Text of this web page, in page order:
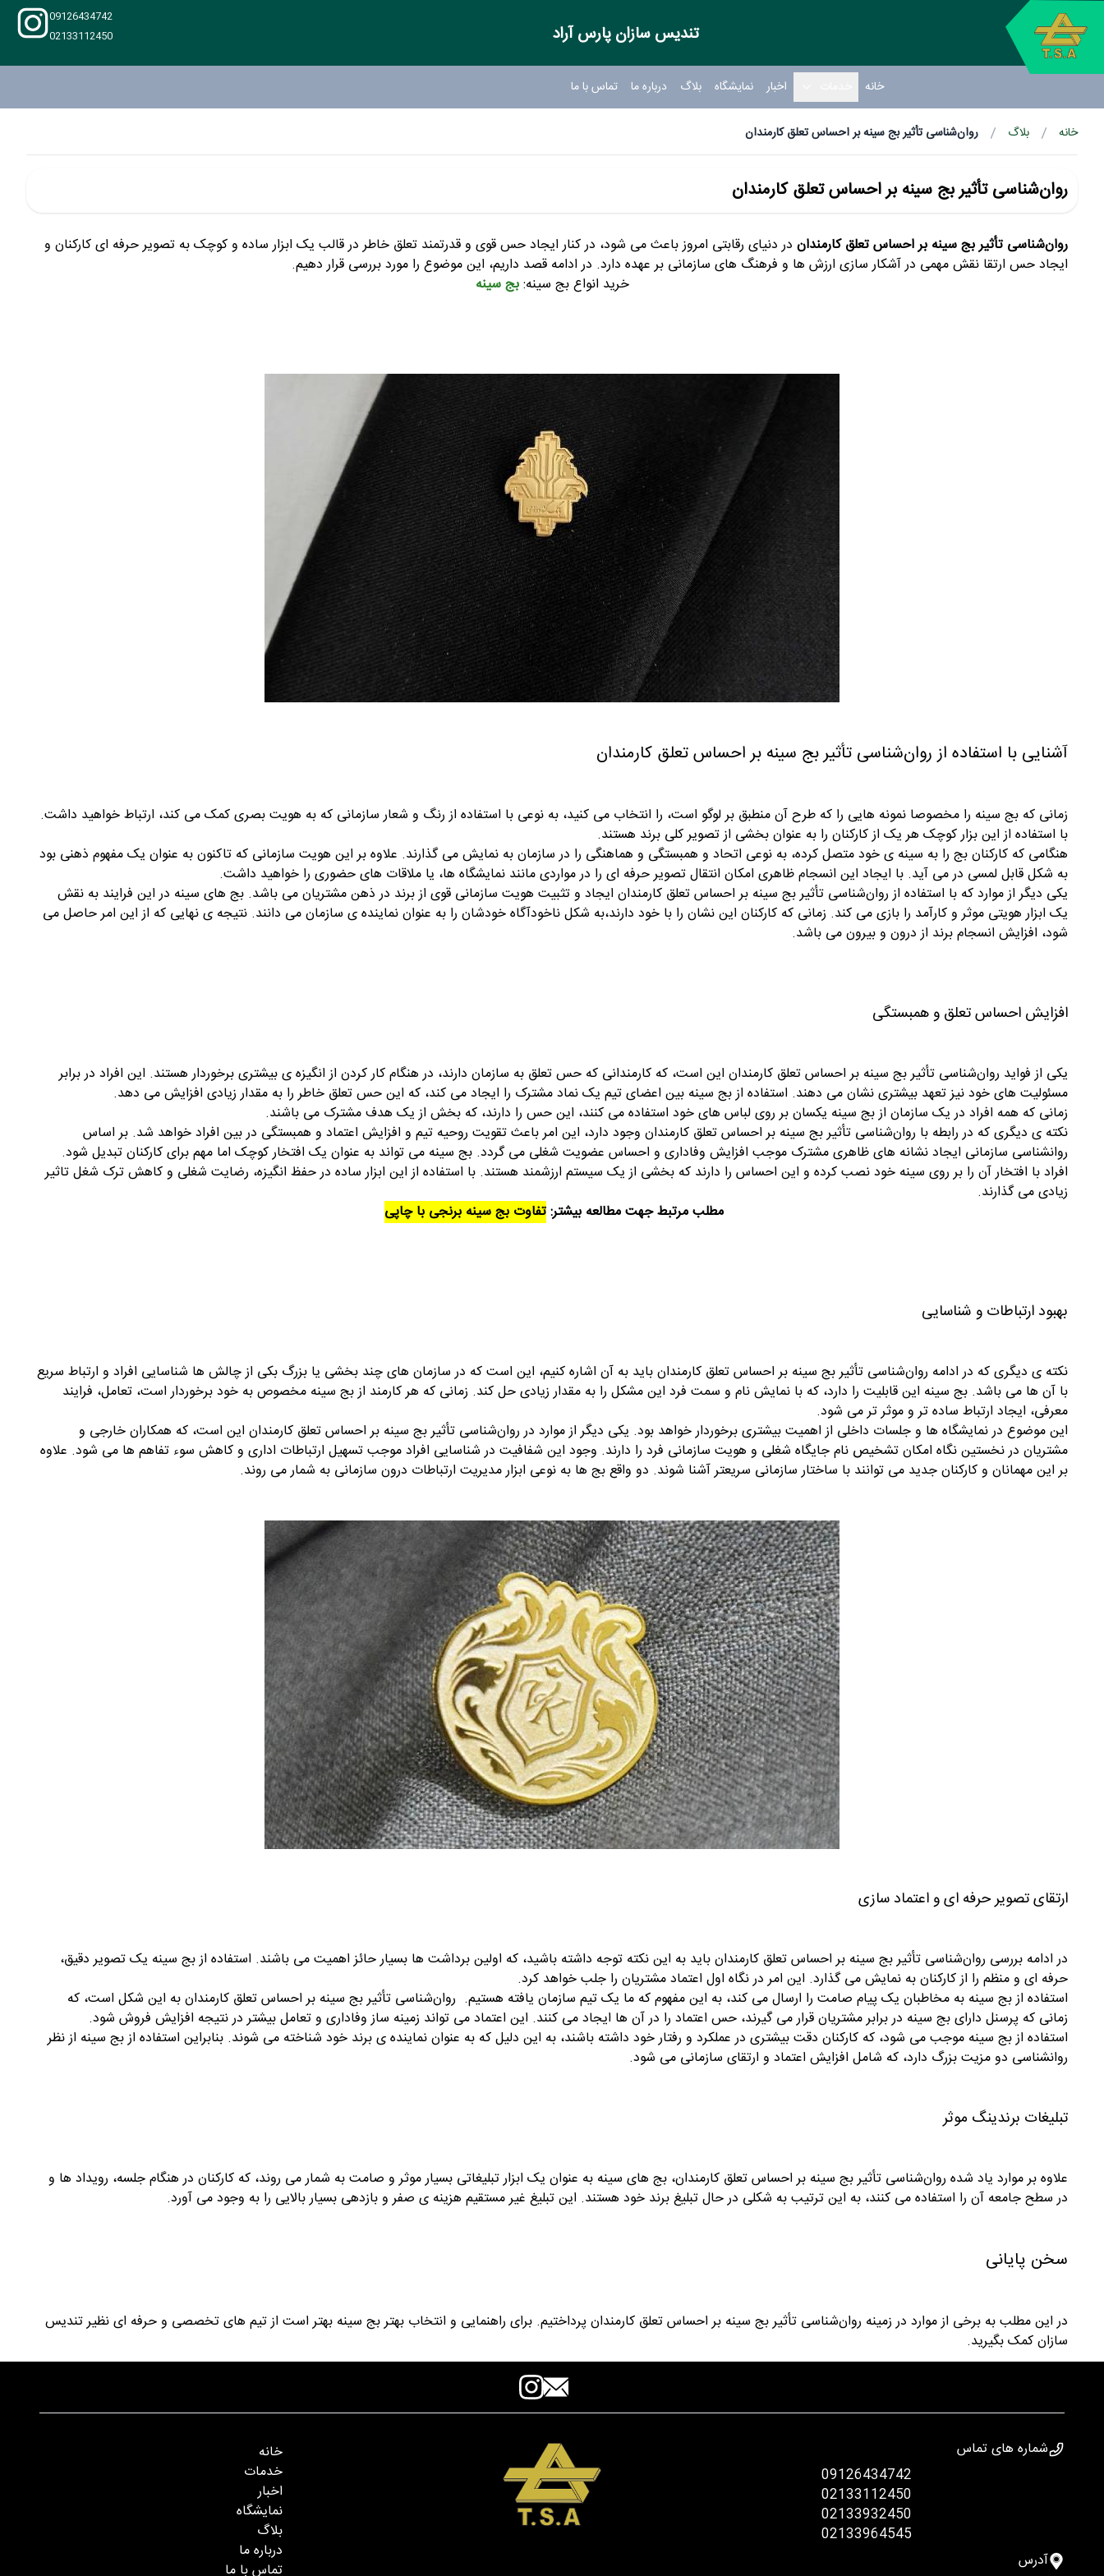
09126434742
02133112450
تندیس سازان پارس آراد
خانه اخبار نمایشگاه بلاگ درباره ما تماس با ما
خانه بلاگ روان‌شناسی تأثیر بج سینه بر احساس تعلق کارمندان
روان‌شناسی تأثیر بج سینه بر احساس تعلق کارمندان
روان‌شناسی تأثیر بج سینه بر احساس تعلق کارمندان در دنیای رقابتی امروز باعث می شود، در کنار ایجاد حس قوی و قدرتمند تعلق خاطر در قالب یک ابزار ساده و کوچک به تصویر حرفه ای کارکنان و
ایجاد حس ارتقا نقش مهمی در آشکار سازی ارزش ها و فرهنگ های سازمانی بر عهده دارد. در ادامه قصد داریم، این موضوع را مورد بررسی قرار دهیم.
خرید انواع بج سینه:بج سینه
آشنایی با استفاده از روان‌شناسی تأثیر بج سینه بر احساس تعلق کارمندان
زمانی که بج سینه را مخصوصا نمونه هایی را که طرح آن منطبق بر لوگو است، را انتخاب می کنید، به نوعی با استفاده از رنگ و شعار سازمانی که به هویت بصری کمک می کند، ارتباط خواهید داشت.
با استفاده از این بزار کوچک هر یک از کارکنان را به عنوان بخشی از تصویر کلی برند هستند.
هنگامی که کارکنان بج را به سینه ی خود متصل کرده، به نوعی اتحاد و همبستگی و هماهنگی را در سازمان به نمایش می گذارند. علاوه بر این هویت سازمانی که تاکنون به عنوان یک مفهوم ذهنی بود
به شکل قابل لمسی در می آید. با ایجاد این انسجام ظاهری امکان انتقال تصویر حرفه ای را در مواردی مانند نمایشگاه ها، یا ملاقات های حضوری را خواهید داشت.
یکی دیگر از موارد که با استفاده از روان‌شناسی تأثیر بج سینه بر احساس تعلق کارمندان ایجاد و تثبیت هویت سازمانی قوی از برند در ذهن مشتریان می باشد. بج های سینه در این فرایند به نقش
یک ابزار هویتی موثر و کارآمد را بازی می کند. زمانی که کارکنان این نشان را با خود دارند،به شکل ناخودآگاه خودشان را به عنوان نماینده ی سازمان می دانند. نتیجه ی نهایی که از این امر حاصل می
شود، افزایش انسجام برند از درون و بیرون می باشد.
افزایش احساس تعلق و همبستگی
یکی از فواید روان‌شناسی تأثیر بج سینه بر احساس تعلق کارمندان این است، که کارمندانی که حس تعلق به سازمان دارند، در هنگام کار کردن از انگیزه ی بیشتری برخوردار هستند. این افراد در برابر
مسئولیت های خود نیز تعهد بیشتری نشان می دهند. استفاده از بج سینه بین اعضای تیم یک نماد مشترک را ایجاد می کند، که این حس تعلق خاطر را به مقدار زیادی افزایش می دهد.
زمانی که همه افراد در یک سازمان از بج سینه یکسان بر روی لباس های خود استفاده می کنند، این حس را دارند، که بخش از یک هدف مشترک می باشند.
نکته ی دیگری که در رابطه با روان‌شناسی تأثیر بج سینه بر احساس تعلق کارمندان وجود دارد، این امر باعث تقویت روحیه تیم و افزایش اعتماد و همبستگی در بین افراد خواهد شد. بر اساس
روانشناسی سازمانی ایجاد نشانه های ظاهری مشترک موجب افزایش وفاداری و احساس عضویت شغلی می گردد. بج سینه می تواند به عنوان یک افتخار کوچک اما مهم برای کارکنان تبدیل شود.
افراد با افتخار آن را بر روی سینه خود نصب کرده و این احساس را دارند که بخشی از یک سیستم ارزشمند هستند. با استفاده از این ابزار ساده در حفظ انگیزه، رضایت شغلی و کاهش ترک شغل تاثیر
زیادی می گذارند.
مطلب مرتبط جهت مطالعه بیشتر:تفاوت بج سینه برنجی با چاپی
بهبود ارتباطات و شناسایی
نکته ی دیگری که در ادامه روان‌شناسی تأثیر بج سینه بر احساس تعلق کارمندان باید به آن اشاره کنیم، این است که در سازمان های چند بخشی یا بزرگ بکی از چالش ها شناسایی افراد و ارتباط سریع
با آن ها می باشد. بج سینه این قابلیت را دارد، که با نمایش نام و سمت فرد این مشکل را به مقدار زیادی حل کند. زمانی که هر کارمند از بج سینه مخصوص به خود برخوردار است، تعامل، فرایند
معرفی، ایجاد ارتباط ساده تر و موثر تر می شود.
این موضوع در نمایشگاه ها و جلسات داخلی از اهمیت بیشتری برخوردار خواهد بود. یکی دیگر از موارد در روان‌شناسی تأثیر بج سینه بر احساس تعلق کارمندان این است، که همکاران خارجی و
مشتریان در نخستین نگاه امکان تشخیص نام جایگاه شغلی و هویت سازمانی فرد را دارند. وجود این شفافیت در شناسایی افراد موجب تسهیل ارتباطات اداری و کاهش سوء تفاهم ها می شود. علاوه
بر این مهمانان و کارکنان جدید می توانند با ساختار سازمانی سریعتر آشنا شوند. دو واقع بج ها به نوعی ابزار مدیریت ارتباطات درون سازمانی به شمار می روند.
ارتقای تصویر حرفه ای و اعتماد سازی
در ادامه بررسی روان‌شناسی تأثیر بج سینه بر احساس تعلق کارمندان باید به این نکته توجه داشته باشید، که اولین برداشت ها بسیار حائز اهمیت می باشند. استفاده از بج سینه یک تصویر دقیق،
حرفه ای و منظم را از کارکنان به نمایش می گذارد. این امر در نگاه اول اعتماد مشتریان را جلب خواهد کرد.
استفاده از بج سینه به مخاطبان یک پیام صامت را ارسال می کند، به این مفهوم که ما یک تیم سازمان یافته هستیم. روان‌شناسی تأثیر بج سینه بر احساس تعلق کارمندان به این شکل است، که
زمانی که پرسنل دارای بج سینه در برابر مشتریان قرار می گیرند، حس اعتماد را در آن ها ایجاد می کنند. این اعتماد می تواند زمینه ساز وفاداری و تعامل بیشتر در نتیجه افزایش فروش شود.
استفاده از بج سینه موجب می شود، که کارکنان دقت بیشتری در عملکرد و رفتار خود داشته باشند، به این دلیل که به عنوان نماینده ی برند خود شناخته می شوند. بنابراین استفاده از بج سینه از نظر
روانشناسی دو مزیت بزرگ دارد، که شامل افزایش اعتماد و ارتقای سازمانی می شود.
تبلیغات برندینگ موثر
علاوه بر موارد یاد شده روان‌شناسی تأثیر بج سینه بر احساس تعلق کارمندان، بج های سینه به عنوان یک ابزار تبلیغاتی بسیار موثر و صامت به شمار می روند، که کارکنان در هنگام جلسه، رویداد ها و
در سطح جامعه آن را استفاده می کنند، به این ترتیب به شکلی در حال تبلیغ برند خود هستند. این تبلیغ غیر مستقیم هزینه ی صفر و بازدهی بسیار بالایی را به وجود می آورد.
سخن پایانی
در این مطلب به برخی از موارد در زمینه روان‌شناسی تأثیر بج سینه بر احساس تعلق کارمندان پرداختیم. برای راهنمایی و انتخاب بهتر بج سینه بهتر است از تیم های تخصصی و حرفه ای نظیر تندیس
سازان کمک بگیرید.
شماره های تماس
09126434742
02133112450
02133932450
02133964545
آدرس
خانه
خدمات
اخبار
نمایشگاه
بلاگ
درباره ما
تماس با ما